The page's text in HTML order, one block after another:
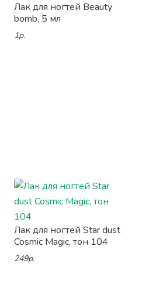
Лак для ногтей Beauty
bomb, 5 мл
1р.
Лак для ногтей Star dust
Cosmic Magic, тон 104
249р.